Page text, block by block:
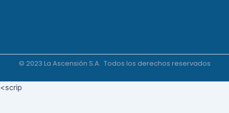
© 2023 La Ascensión S.A. Todos los derechos reservados
<scrip